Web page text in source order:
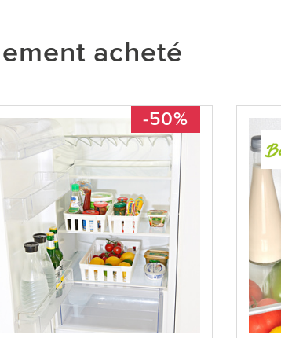
acheté
-50%